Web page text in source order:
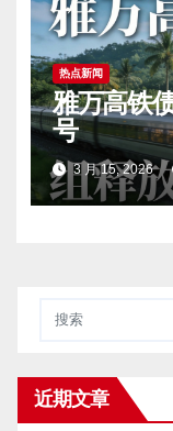
热点新闻
雅万高铁
号
3 月 15, 2026
近期文章